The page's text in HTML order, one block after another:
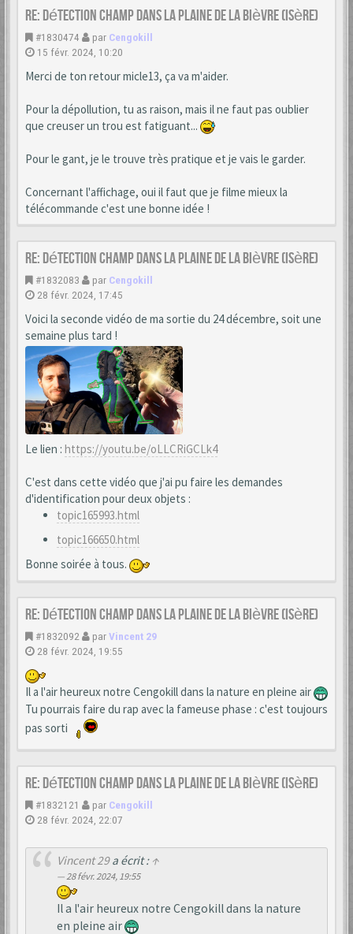
Re: Détection champ dans la Plaine de la Bièvre (Isère)
#1830474 par Cengokill
15 févr. 2024, 10:20
Merci de ton retour micle13, ça va m'aider.
Pour la dépollution, tu as raison, mais il ne faut pas oublier
que creuser un trou est fatiguant...
Pour le gant, je le trouve très pratique et je vais le garder.
Concernant l'affichage, oui il faut que je filme mieux la
télécommande c'est une bonne idée !
Re: Détection champ dans la Plaine de la Bièvre (Isère)
#1832083 par Cengokill
28 févr. 2024, 17:45
Voici la seconde vidéo de ma sortie du 24 décembre, soit une
semaine plus tard !
Le lien : https://youtu.be/oLLCRiGCLk4
C'est dans cette vidéo que j'ai pu faire les demandes
d'identification pour deux objets :
topic165993.html
topic166650.html
Bonne soirée à tous.
Re: Détection champ dans la Plaine de la Bièvre (Isère)
#1832092 parVincent 29
28 févr. 2024, 19:55
Il a l'air heureux notre Cengokill dans la nature en pleine air
Tu pourrais faire du rap avec la fameuse phase : c'est toujours
pas sorti
Re: Détection champ dans la Plaine de la Bièvre (Isère)
#1832121 par Cengokill
28 févr. 2024, 22:07
Vincent 29a écrit : ↑
28 févr. 2024, 19:55
Il a l'air heureux notre Cengokill dans la nature
en pleine air